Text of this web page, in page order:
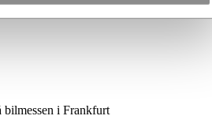
i Frankfurt